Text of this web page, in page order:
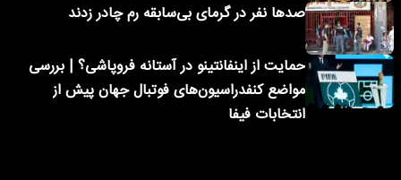
صدها نفر در گرمای بی‌سابقه رم چادر زدند
حمایت از اینفانتینو در آستانه فروپاشی؟ | بررسی
مواضع کنفدراسیون‌های فوتبال جهان پیش از
انتخابات فیفا